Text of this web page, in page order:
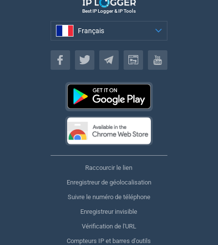
Best IP Logger & IP Tools
Français
Français
Raccourcir le lien
Enregistreur de géolocalisation
Suivre le numéro de téléphone
Enregistreur invisible
Vérification de l'URL
Compteurs IP et barres d'outils